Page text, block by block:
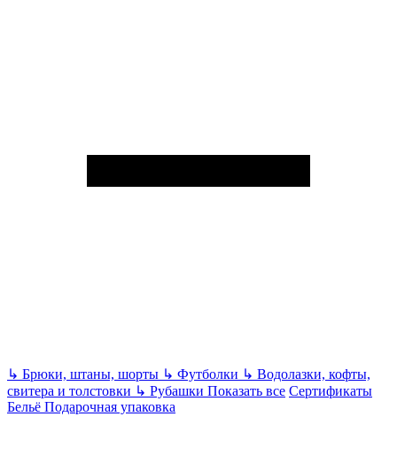
↳ Брюки, штаны, шорты ↳ Футболки ↳ Водолазки, кофты,
свитера и толстовки ↳ Рубашки Показать все Сертификаты
Бельё Подарочная упаковка